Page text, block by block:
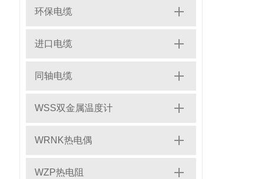
环保电缆
进口电缆
同轴电缆
WSS双金属温度计
WRNK热电偶
WZP热电阻